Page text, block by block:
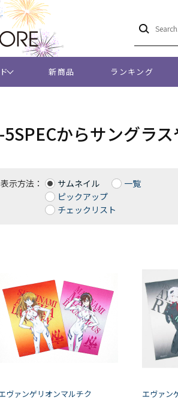
新商品 ランキング
5SPECからサングラ
表示方法： サムネイル
一覧
ピックアップ
チェックリスト
ヴァンゲリオンマルチク
エヴァン